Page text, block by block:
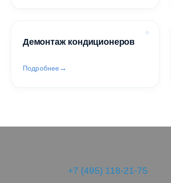
Демонтаж кондиционеров
Подробнее
+7 (495) 118-21-75